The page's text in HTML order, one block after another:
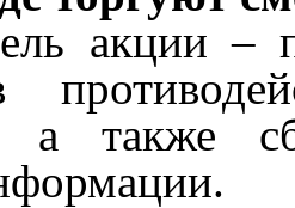
акции –
а также